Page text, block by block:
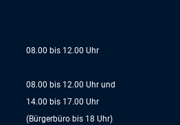
08.00 bis 12.00 Uhr
08.00 bis 12.00 Uhr und
14.00 bis 17.00 Uhr
(Bürgerbüro bis 18 Uhr)